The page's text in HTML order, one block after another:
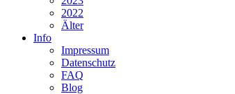
2022
Älter
Info
Impressum
Datenschutz
FAQ
Blog